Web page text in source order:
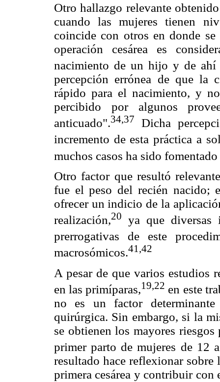
Otro hallazgo relevante
cuando las mujeres tienen
coincide con otros en donde se
operación cesárea es
nacimiento de un hijo y de ahí
percepción errónea de que la
rápido para el nacimiento, y
percibido por algunos
anticuado".34,37
Dicha
incremento de esta práctica a
muchos casos ha sido
Otro factor que resultó
fue el peso del recién nacido;
ofrecer un indicio de la
realización,20
ya que diversas
prerrogativas de este
macrosómicos.41,42
A pesar de que varios estudios
en las primíparas,19,22 en este
no es un factor
quirúrgica. Sin embargo, si la
se obtienen los mayores
primer parto de mujeres de 12
resultado hace reflexionar sobre
primera cesárea y contribuir con